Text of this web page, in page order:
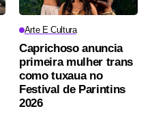
Arte E Cultura
Caprichoso anuncia
primeira mulher trans
como tuxaua no
Festival de Parintins
2026